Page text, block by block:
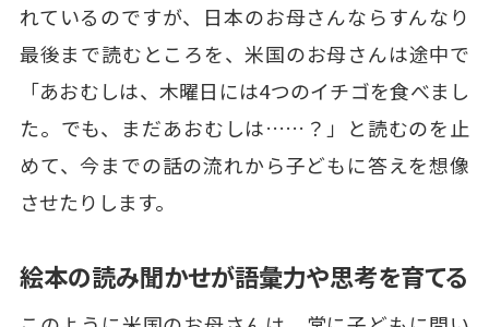
れているのですが、日本のお母さんならすんなり
最後まで読むところを、米国のお母さんは途中で
「あおむしは、木曜日には4つのイチゴを食べまし
た。でも、まだあおむしは……？」と読むのを止
めて、今までの話の流れから子どもに答えを想像
させたりします。
絵本の読み聞かせが語彙力や思考を育てる